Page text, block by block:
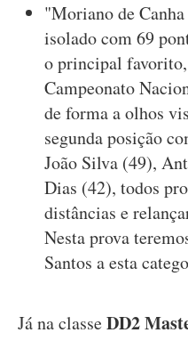
"Moriano de
isolado com 69
o principal favorito,
Campeonato
de forma a olhos
segunda posição
João Silva (49),
Dias (42), todos
distâncias e
Nesta prova
Santos a esta
Já na classeDD2